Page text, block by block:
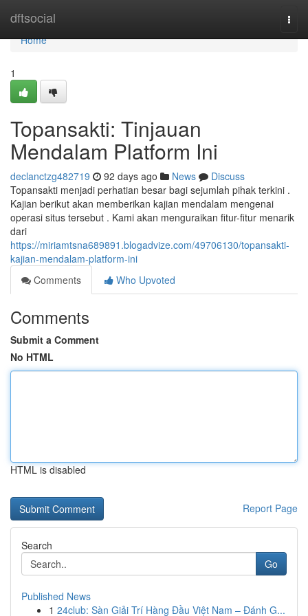
dftsocial
Home
Home
1
Topansakti: Tinjauan
Mendalam Platform Ini
declanctzg482719 92 days ago News
Discuss
Topansakti menjadi perhatian besar bagi sejumlah pihak terkini .
Kajian berikut akan memberikan kajian mendalam mengenai
operasi situs tersebut . Kami akan menguraikan fitur-fitur menarik
dari
https://miriamtsna689891.blogadvize.com/49706130/topansakti-
kajian-mendalam-platform-ini
Comments
Who Upvoted
Comments
Submit a Comment
No HTML
HTML is disabled
Report Page
Search
Go
Published News
1 24club: Sàn Giải Trí Hàng Đầu Việt Nam – Đánh G...